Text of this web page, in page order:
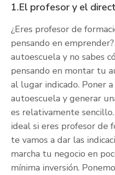
1.El profesor y el
¿Eres profesor de
pensando en
autoescuela y no sabes
pensando en montar tu
al lugar indicado. Poner
autoescuela y generar
es relativamente
ideal si eres profesor de
te vamos a dar las
marcha tu negocio en
mínima inversión.